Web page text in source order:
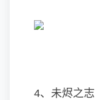
4、未烬之志